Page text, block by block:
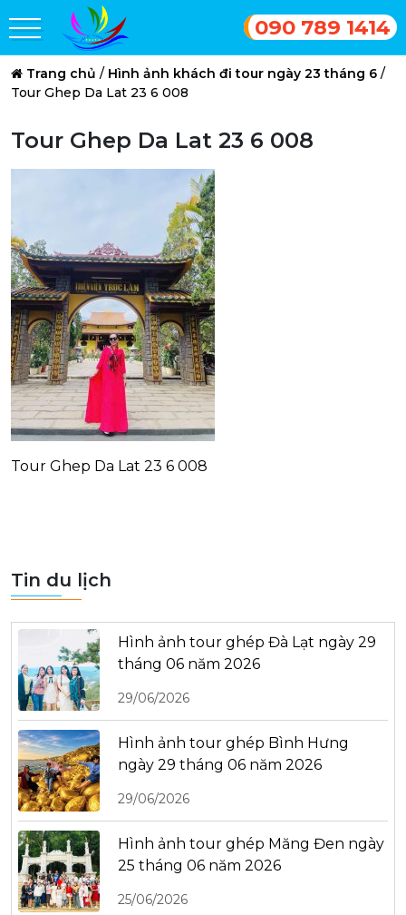
090 789 1414
Trang chủ / Hình ảnh khách đi tour ngày 23 tháng 6 /
Tour Ghep Da Lat 23 6 008
Tour Ghep Da Lat 23 6 008
Tour Ghep Da Lat 23 6 008
Tin du lịch
Hình ảnh tour ghép Đà Lạt ngày 29
tháng 06 năm 2026
29/06/2026
Hình ảnh tour ghép Bình Hưng
ngày 29 tháng 06 năm 2026
29/06/2026
Hình ảnh tour ghép Măng Đen ngày
25 tháng 06 năm 2026
25/06/2026